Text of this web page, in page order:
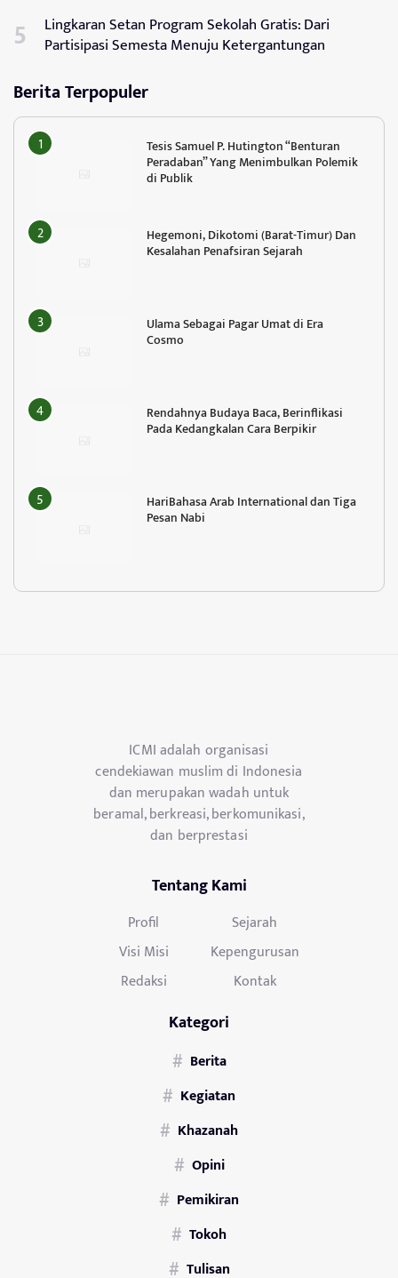
Lingkaran Setan Program Sekolah Gratis: Dari
Partisipasi Semesta Menuju Ketergantungan
Berita Terpopuler
Tesis Samuel P. Hutington “Benturan
Peradaban” Yang Menimbulkan Polemik
di Publik
Hegemoni, Dikotomi (Barat-Timur) Dan
Kesalahan Penafsiran Sejarah
Ulama Sebagai Pagar Umat di Era
Cosmo
Rendahnya Budaya Baca, Berinflikasi
Pada Kedangkalan Cara Berpikir
HariBahasa Arab International dan Tiga
Pesan Nabi
ICMI adalah organisasi
cendekiawan muslim di Indonesia
dan merupakan wadah untuk
beramal, berkreasi, berkomunikasi,
dan berprestasi
Tentang Kami
Profil
Sejarah
Visi Misi
Kepengurusan
Redaksi
Kontak
Kategori
Berita
Kegiatan
Khazanah
Opini
Pemikiran
Tokoh
Tulisan